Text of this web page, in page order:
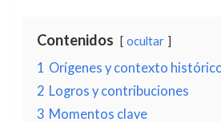
Contenidos ocultar
1 Orígenes y contexto
2 Logros y contribuciones
3 Momentos clave